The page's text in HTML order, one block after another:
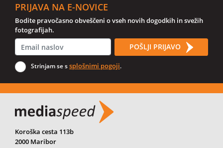
PRIJAVA NA E-NOVICE
Bodite pravočasno obveščeni o vseh novih dogodkih in svežih
fotografijah.
POŠLJI PRIJAVO
Strinjam se ssplošnimi pogoji.
Koroška cesta 113b
2000 Maribor